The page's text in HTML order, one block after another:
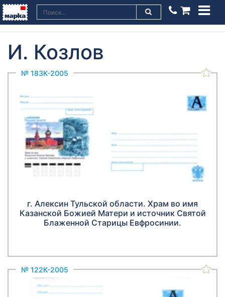
И. Козлов
№ 183К-2005
г. Алексин Тульской области. Храм во имя
Казанской Божией Матери и источник Святой
Блаженной Старицы Евфросинии.
№ 122К-2005